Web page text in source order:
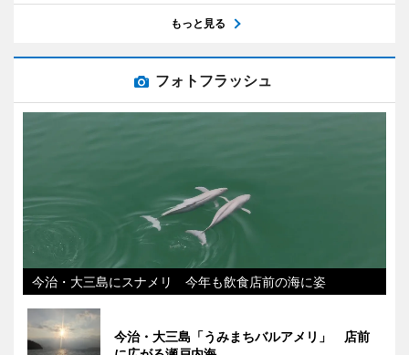
もっと見る
フォトフラッシュ
今治・大三島にスナメリ 今年も飲食店前の海に姿
今治・大三島「うみまちバルアメリ」 店前